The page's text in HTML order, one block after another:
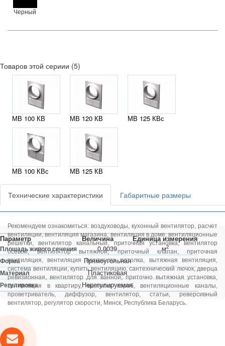
Черный
Товаров этой сериии (5)
МВ 100 КВ
МВ 100 КВс
МВ 120 КВ
МВ 125 КВ
МВ 125 КВс
Технические характеристики Габаритные размеры
Параметр Величина Единица измерения
Площадь живого сечения 0.0039 м2
Форма Прямоугольная
Материал Пластиковая
Регулировка Нерегулируемая
Рекомендуем ознакомиться: воздуховоды, кухонный вентилятор, расчет
вентиляции,вентиляция магазина,вентиляция в доме,вентиляционные
решетки,вентилятор канальный,приточная установка,вентилятор
осевой,вентилятор вытяжной,приточный клапан,приточная
вентиляция,вентиляция натяжного потолка, вытяжная вентиляция,
система вентиляции,купить вентиляцию,сантехнический лючок,дверца
ревизионная,вентилятор для ванной,приточно вытяжная установка,
вентиляция в квартиру,вытяжка короб,вентиляционные каналы,
проветриватель,диффузор,вентилятор,статьи,реверсивный
вентилятор, регулятор скорости, Минск, Республика Беларусь.